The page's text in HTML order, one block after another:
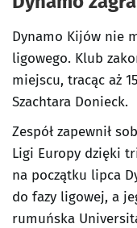
Dynamo Kijów nie
ligowego. Klub
miejscu, tracąc aż
Szachtara Donieck.
Zespół zapewnił
Ligi Europy dzięki
na początku lipca
do fazy ligowej, a
rumuńska